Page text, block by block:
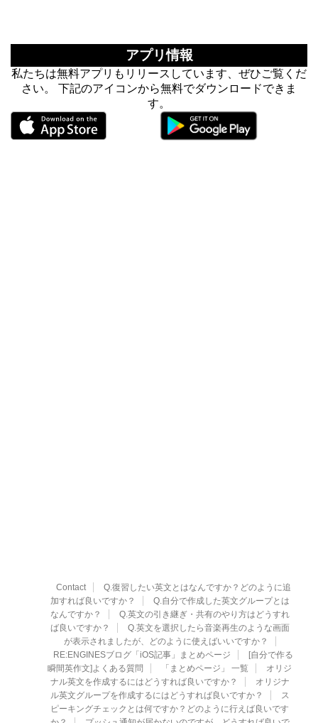
アプリ情報
私たちは無料アプリもリリースしています、ぜひご覧くだ
さい。 下記のアイコンから無料でダウンロードできま
す。
Contact
Q.復習したい英文とはなんですか？どのように追
加すれば良いですか？
Q.自分で作成した英文グループとは
なんですか？
Q.英文の引き継ぎ・共有のやり方はどうすれ
ば良いですか？
Q.英文を選択したら音楽再生のような画面
が表示されましたが、どのように使えばいいですか？
RE:ENGINESブログ「iOS記事」まとめページ
[自分で作る
瞬間英作文]よくある質問
「まとめページ」 一覧
オリジ
ナル英文を作成するにはどうすれば良いですか？
オリジナ
ル英文グループを作成するにはどうすれば良いですか？
ス
ピーキングチェックとは何ですか？どのように行えば良いです